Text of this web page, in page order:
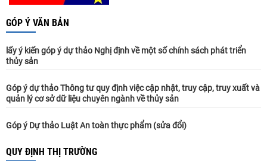
GÓP Ý VĂN BẢN
lấy ý kiến góp ý dự thảo Nghị định về một số chính sách phát triển
thủy sản
Góp ý dự thảo Thông tư quy định việc cập nhật, truy cập, truy xuất và
quản lý cơ sở dữ liệu chuyên ngành về thủy sản
Góp ý Dự thảo Luật An toàn thực phẩm (sửa đổi)
QUY ĐỊNH THỊ TRƯỜNG